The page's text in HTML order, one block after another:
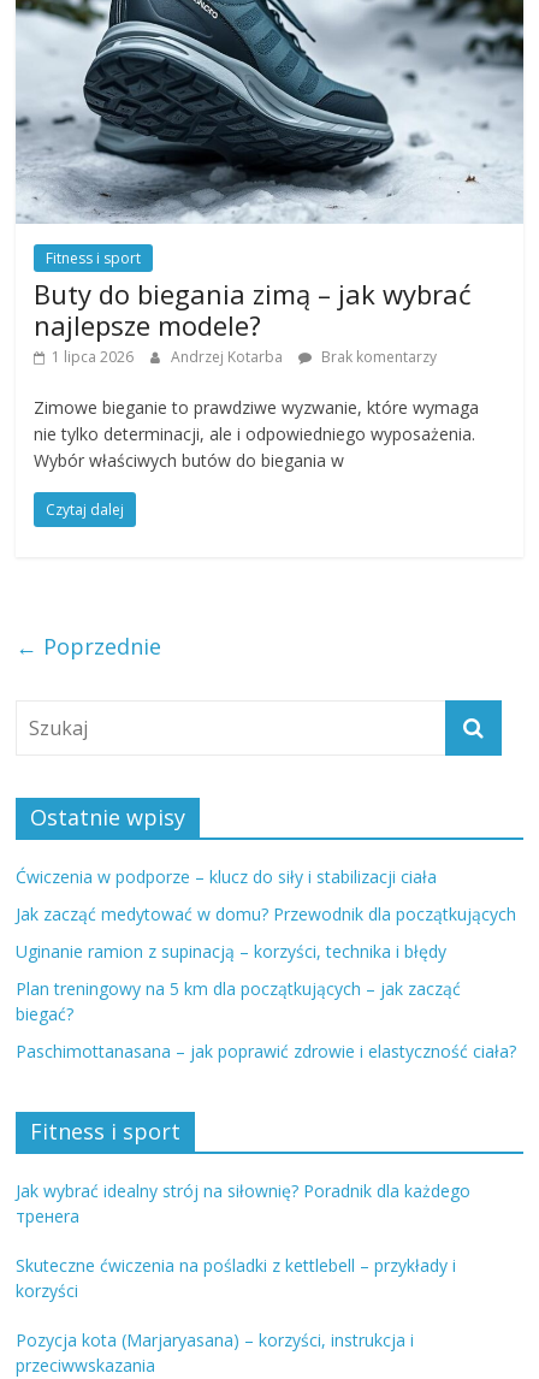
Fitness i sport
Buty do biegania zimą – jak wybrać
najlepsze modele?
1 lipca 2026 Andrzej Kotarba Brak komentarzy
Zimowe bieganie to prawdziwe wyzwanie, które wymaga
nie tylko determinacji, ale i odpowiedniego wyposażenia.
Wybór właściwych butów do biegania w
Czytaj dalej
← Poprzednie
Ostatnie wpisy
Ćwiczenia w podporze – klucz do siły i stabilizacji ciała
Jak zacząć medytować w domu? Przewodnik dla początkujących
Uginanie ramion z supinacją – korzyści, technika i błędy
Plan treningowy na 5 km dla początkujących – jak zacząć
biegać?
Paschimottanasana – jak poprawić zdrowie i elastyczność ciała?
Fitness i sport
Jak wybrać idealny strój na siłownię? Poradnik dla każdego
тренera
Skuteczne ćwiczenia na pośladki z kettlebell – przykłady i
korzyści
Pozycja kota (Marjaryasana) – korzyści, instrukcja i
przeciwwskazania